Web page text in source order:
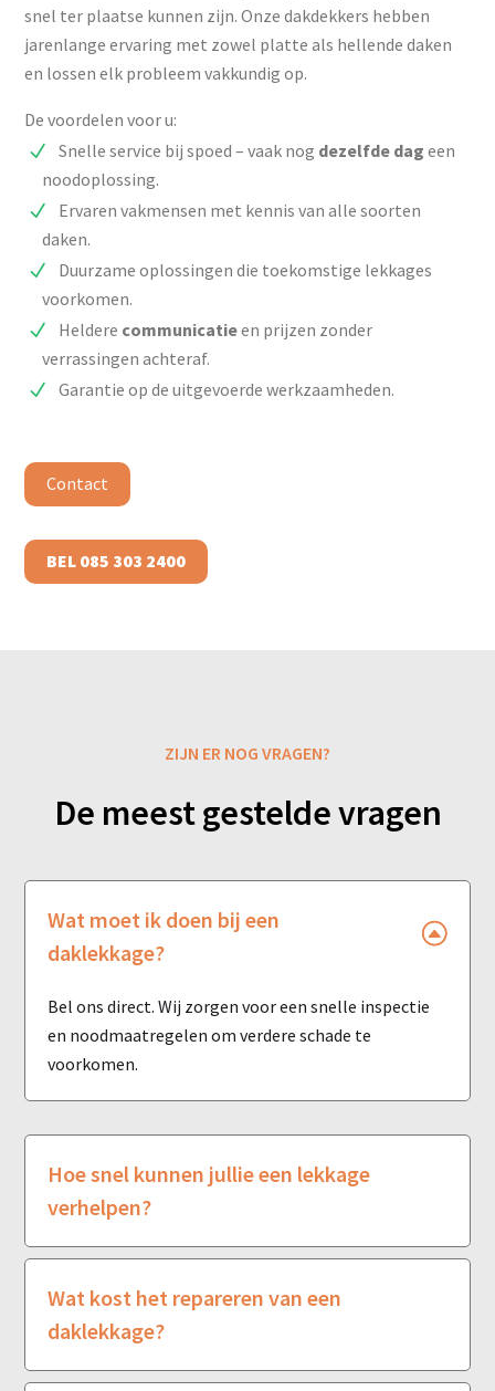
snel ter plaatse kunnen zijn. Onze dakdekkers hebben
jarenlange ervaring met zowel platte als hellende daken
en lossen elk probleem vakkundig op.
De voordelen voor u:
Snelle service bij spoed – vaak nog dezelfde dag een
noodoplossing.
Ervaren vakmensen met kennis van alle soorten
daken.
Duurzame oplossingen die toekomstige lekkages
voorkomen.
Heldere communicatieen prijzen zonder
verrassingen achteraf.
Garantie op de uitgevoerde werkzaamheden.
Contact
BEL 085 303 2400
ZIJN ER NOG VRAGEN?
De meest gestelde vragen
Wat moet ik doen bij een
daklekkage?
Bel ons direct. Wij zorgen voor een snelle inspectie
en noodmaatregelen om verdere schade te
voorkomen.
Hoe snel kunnen jullie een lekkage
verhelpen?
Wat kost het repareren van een
daklekkage?